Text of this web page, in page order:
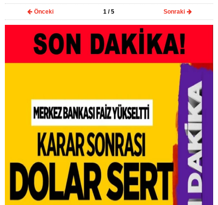
Önceki 1 / 5 Sonraki